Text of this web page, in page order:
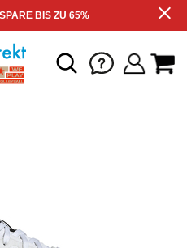
BIS ZU 65%